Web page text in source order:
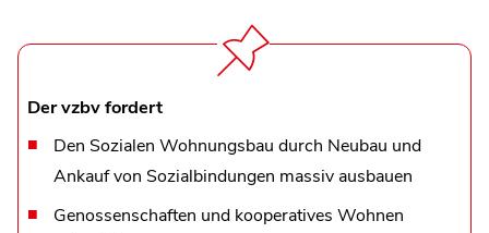
Der vzbv fordert
Den Sozialen Wohnungsbau durch Neubau und
Ankauf von Sozialbindungen massiv ausbauen
Genossenschaften und kooperatives Wohnen